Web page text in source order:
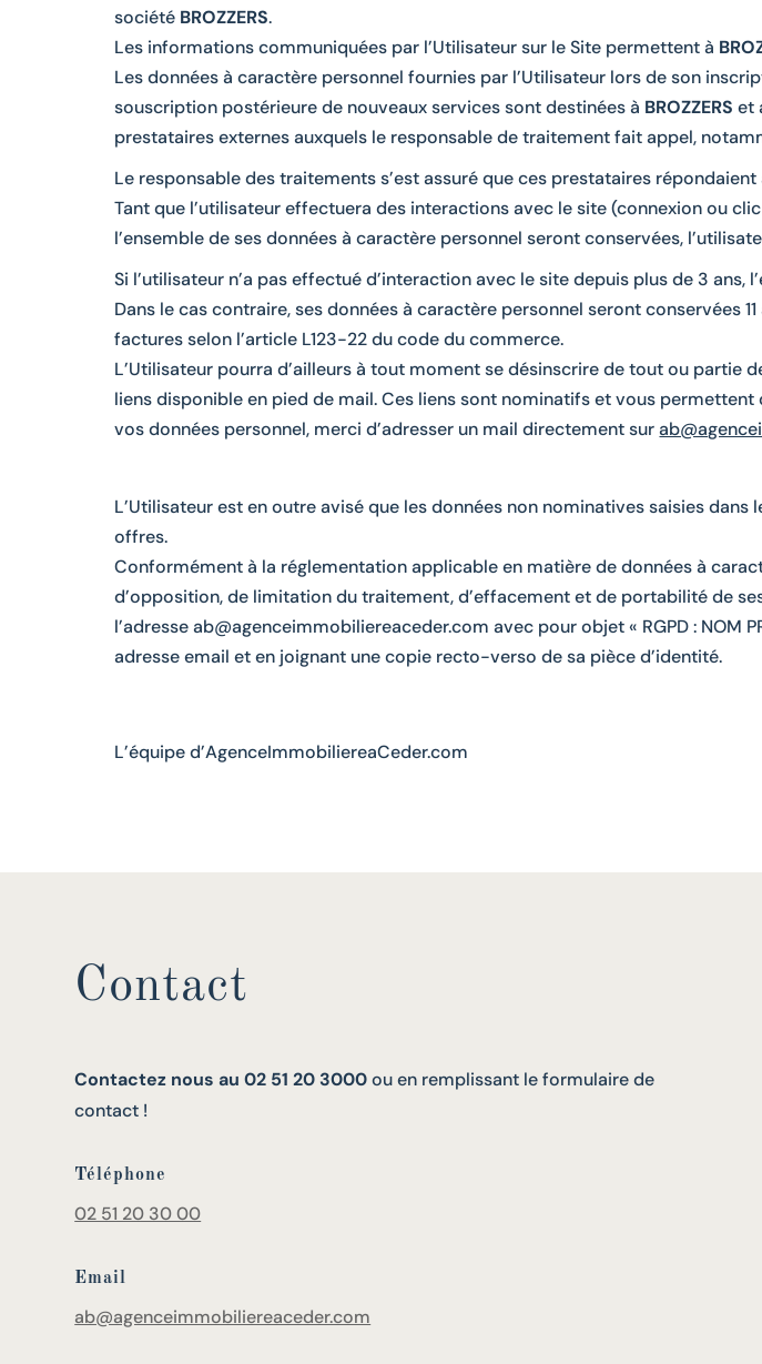
société BROZZERS.
Les informations communiquées par l’Utilisateur sur le Site permettent à
Les données à caractère personnel fournies par l’Utilisateur lors de son
souscription postérieure de nouveaux services sont destinées à BROZZERS et
prestataires externes auxquels le responsable de traitement fait appel,
Le responsable des traitements s’est assuré que ces prestataires répondaient
Tant que l’utilisateur effectuera des interactions avec le site (connexion ou
l’ensemble de ses données à caractère personnel seront conservées,
Si l’utilisateur n’a pas effectué d’interaction avec le site depuis plus de 3
Dans le cas contraire, ses données à caractère personnel seront conservées
factures selon l’article L123-22 du code du commerce.
L’Utilisateur pourra d’ailleurs à tout moment se désinscrire de tout ou partie
liens disponible en pied de mail. Ces liens sont nominatifs et vous
vos données personnel, merci d’adresser un mail directement sur
L’Utilisateur est en outre avisé que les données non nominatives saisies
offres.
Conformément à la réglementation applicable en matière de données à
d’opposition, de limitation du traitement, d’effacement et de portabilité de
l’adresse ab@agenceimmobiliereaceder.com avec pour objet « RGPD : NOM
adresse email et en joignant une copie recto-verso de sa pièce d’identité.
L’équipe d’AgenceImmobiliereaCeder.com
Contact
Contactez nous au 02 51 20 3000ou en remplissant le formulaire de
contact !
Téléphone
02 51 20 30 00
Email
ab@agenceimmobiliereaceder.com